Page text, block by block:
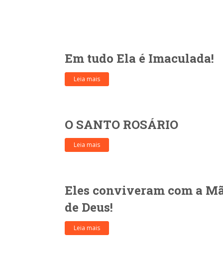
Em tudo Ela é Imaculada!
Leia mais
O SANTO ROSÁRIO
Leia mais
Eles conviveram com a
de Deus!
Leia mais